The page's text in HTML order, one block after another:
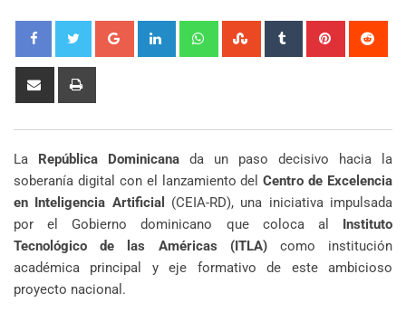
Google+ LinkedIn WhatsappStumbleUpon
Tumblr Pinterest
Share
La República Dominicana da un paso decisivo hacia la
soberanía digital con el lanzamiento delCentro de Excelencia
en Inteligencia Artificial
(CEIA-RD), una iniciativa impulsada
por el Gobierno dominicano que coloca al
Instituto
Tecnológico de las Américas (ITLA)como institución
académica principal y eje formativo de este ambicioso
proyecto nacional.